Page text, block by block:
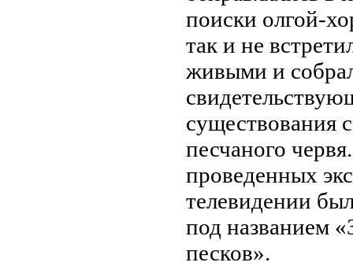
поиски олгой-
так и не
живыми и
существования
песчаного
проведенных
телевидении
под названием
песков».